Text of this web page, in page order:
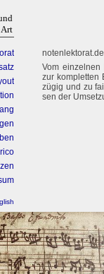
Vom ein­zel­nen
zur kom­plet­ten
zü­gig und zu
sen der